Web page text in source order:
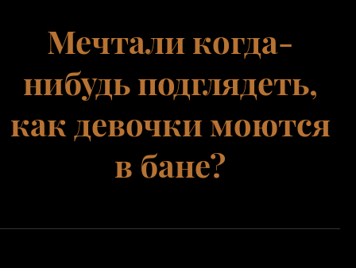
Мечтали когда-
нибудь подглядеть,
как девочки моются
в бане?